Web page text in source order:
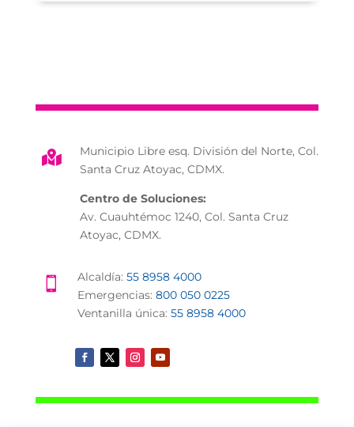

Municipio Libre esq. División del Norte, Col.
Santa Cruz Atoyac, CDMX.
Centro de Soluciones:
Av. Cuauhtémoc 1240, Col. Santa Cruz
Atoyac, CDMX.
 Alcaldía: 55 8958 4000
Emergencias: 800 050 0225
Ventanilla única: 55 8958 4000